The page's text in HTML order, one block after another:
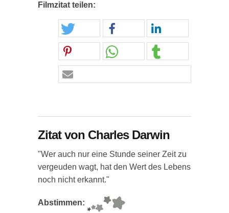
Filmzitat teilen:
Zitat von Charles Darwin
"Wer auch nur eine Stunde seiner Zeit zu
vergeuden wagt, hat den Wert des Lebens
noch nicht erkannt."
Abstimmen: